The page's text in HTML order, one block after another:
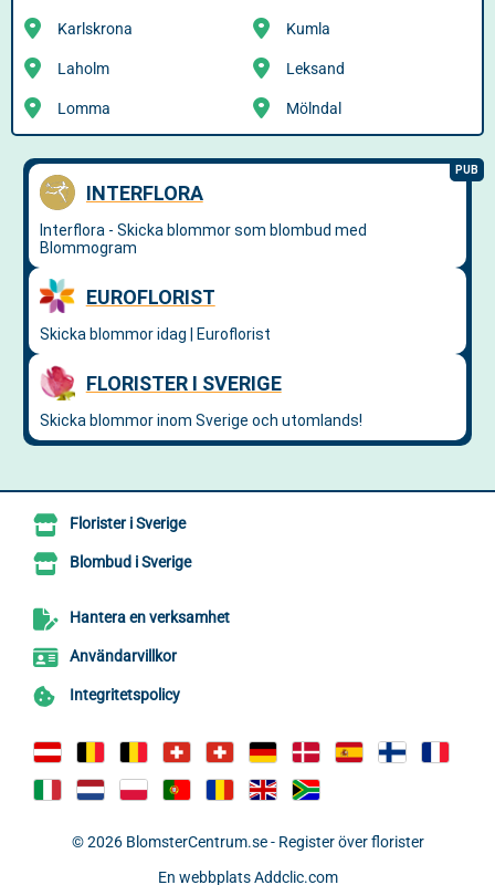
Karlskrona Kumla
Laholm Leksand
Lomma Mölndal
Florister i Sverige
Blombud i Sverige
Hantera en verksamhet
Användarvillkor
Integritetspolicy
© 2026 BlomsterCentrum.se - Register över florister
En webbplats Addclic.com